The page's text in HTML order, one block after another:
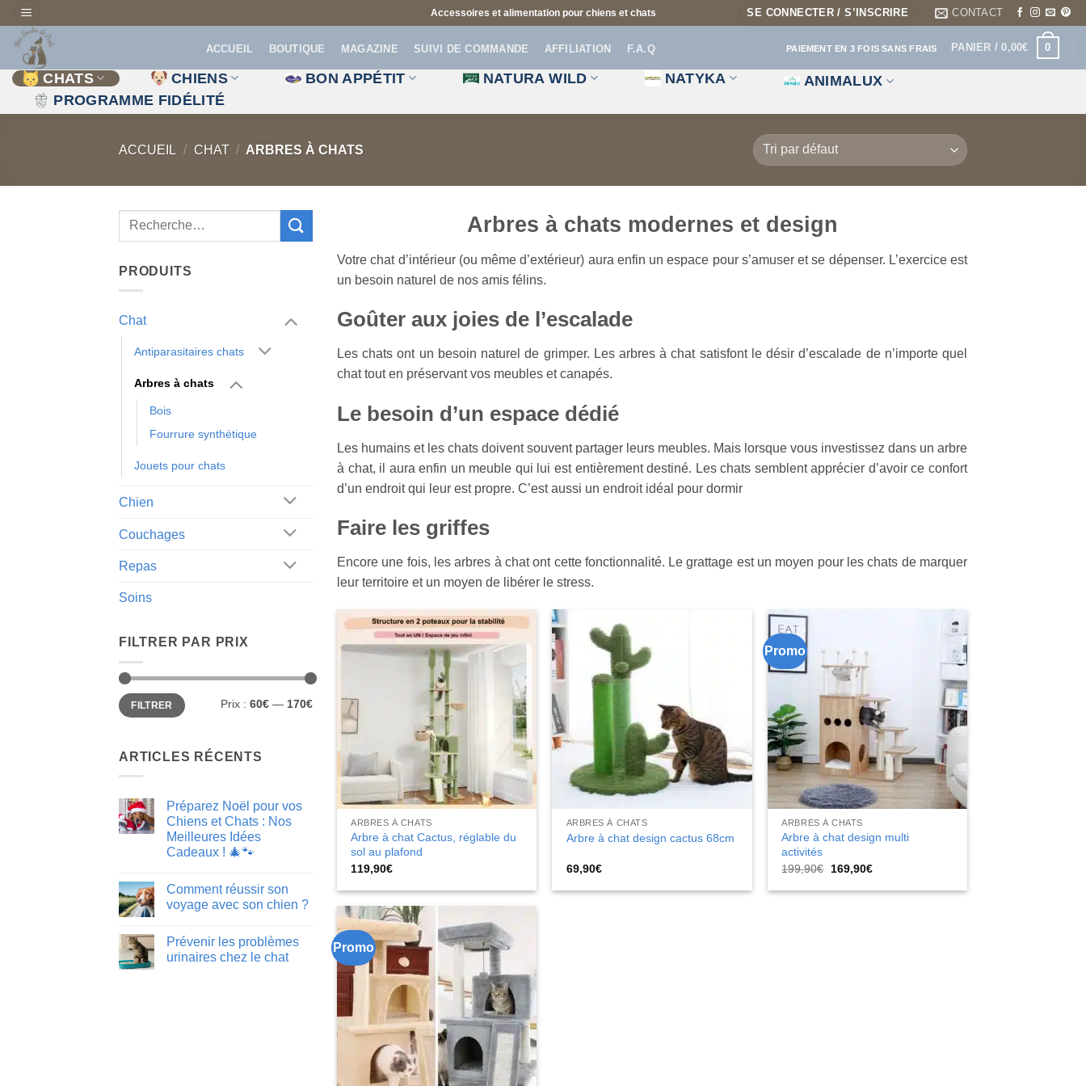
Passer
au
contenu
Accessoires et alimentation pour chiens et chats SE CONNECTER / S’INSCRIRE CONTACT
ACCUEIL BOUTIQUE MAGAZINE SUIVI DE COMMANDE AFFILIATION F.A.Q PAIEMENT EN 3 FOIS SANS FRAIS PANIER /0,00€ 0
CHATS CHIENS BON APPÉTIT NATURA WILD NATYKA
ANIMALUX
PROGRAMME FIDÉLITÉ
ACCUEIL / CHAT / ARBRES À CHATS
PRODUITS
Chat
Antiparasitaires chats
Arbres à chats
Bois
Fourrure synthétique
Jouets pour chats
Chien
Couchages
Repas
Soins
FILTRER PAR PRIX
Prix
min
Prix
maxFILTRER Prix : 60€ — 170€
ARTICLES RÉCENTS
Préparez Noël pour vos
Chiens et Chats : Nos
Meilleures Idées
Cadeaux ! 🎄🐾
sur
Noël
Chiens
Chats
Comment réussir son
voyage avec son chien ?
sur
Comment
réussir
Prévenir les problèmes
urinaires chez le chat
Arbres à chats modernes et design
Votre chat d’intérieur (ou même d’extérieur) aura enfin un espace pour s’amuser et se dépenser. L’exercice est
un besoin naturel de nos amis félins.
Goûter aux joies de l’escalade
Les chats ont un besoin naturel de grimper. Les arbres à chat satisfont le désir d’escalade de n’importe quel
chat tout en préservant vos meubles et canapés.
Le besoin d’un espace dédié
Les humains et les chats doivent souvent partager leurs meubles. Mais lorsque vous investissez dans un arbre
à chat, il aura enfin un meuble qui lui est entièrement destiné. Les chats semblent apprécier d’avoir ce confort
d’un endroit qui leur est propre. C’est aussi un endroit idéal pour dormir
Faire les griffes
Encore une fois, les arbres à chat ont cette fonctionnalité. Le grattage est un moyen pour les chats de marquer
leur territoire et un moyen de libérer le stress.
ARBRES À CHATS
Arbre à chat Cactus, réglable du
sol au plafond
119,90€
ARBRES À CHATS
Arbre à chat design cactus 68cm
69,90€
Promo
ARBRES À CHATS
Arbre à chat design multi
activités
199,90€
Le
initial
169,90€Le
actuel
Promo